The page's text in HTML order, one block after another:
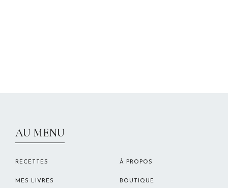
AU MENU
RECETTES
MES LIVRES
À PROPOS
BOUTIQUE